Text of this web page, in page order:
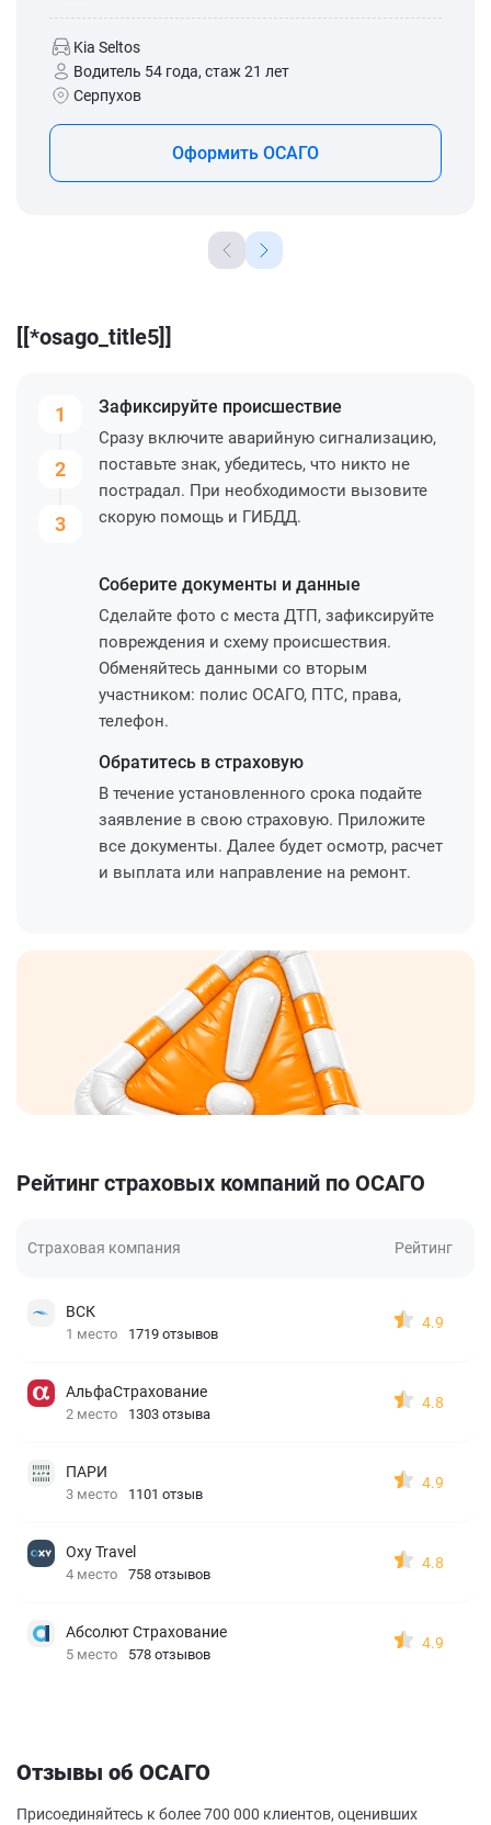
Kia Seltos
Водитель 54 года, стаж 21 лет
Серпухов
Оформить ОСАГО
[[*osago_title5]]
1
2
3
Зафиксируйте происшествие
Сразу включите аварийную сигнализацию,
поставьте знак, убедитесь, что никто не
пострадал. При необходимости вызовите
скорую помощь и ГИБДД.
Соберите документы и данные
Сделайте фото с места ДТП, зафиксируйте
повреждения и схему происшествия.
Обменяйтесь данными со вторым
участником: полис ОСАГО, ПТС, права,
телефон.
Обратитесь в страховую
В течение установленного срока подайте
заявление в свою страховую. Приложите
все документы. Далее будет осмотр, расчет
и выплата или направление на ремонт.
Рейтинг страховых компаний по ОСАГО
Страховая компания Рейтинг
ВСК
1 место 1719 отзывов
4.9
АльфаСтрахование
2 место 1303 отзыва
4.8
ПАРИ
3 место 1101 отзыв
4.9
Oxy Travel
4 место 758 отзывов
4.8
Абсолют Страхование
5 место 578 отзывов
4.9
Отзывы об ОСАГО
Присоединяйтесь к более 700 000 клиентов, оценивших